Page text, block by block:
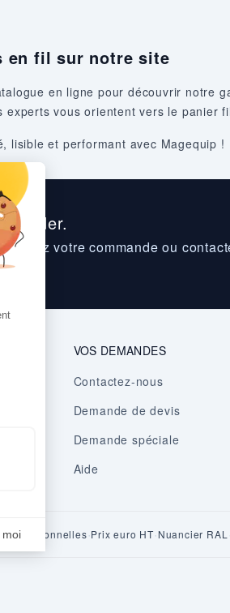
en fil sur notre site
en ligne pour découvrir notre
experts vous orientent vers le panier
lisible et performant avec Magequip !
aider.
, suivez votre commande ou
VOS DEMANDES
Contactez-nous
Demande de devis
Demande spéciale
Aide
personnelles·Prix euro HT·Nuancier RAL